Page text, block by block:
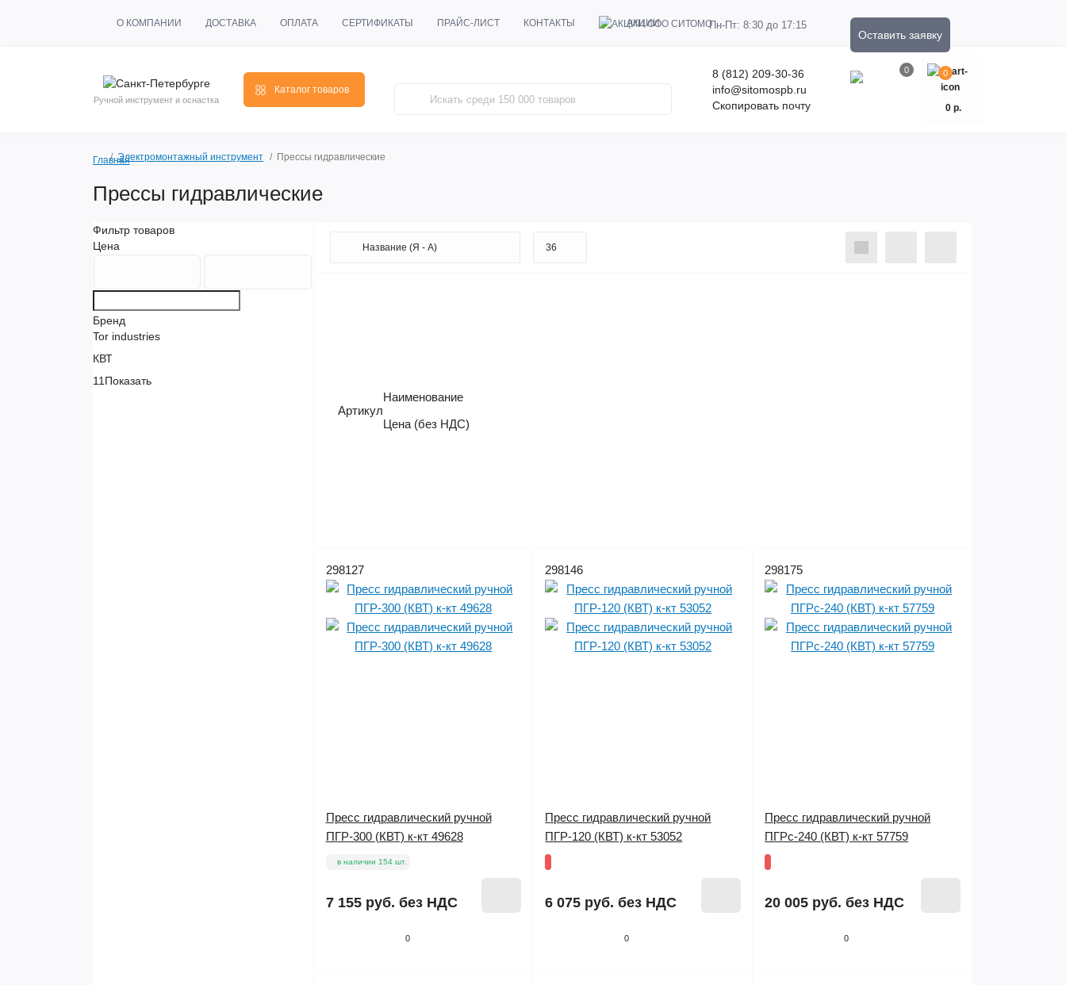
О КОМПАНИИ ДОСТАВКА ОПЛАТА СЕРТИФИКАТЫ ПРАЙС-ЛИСТ КОНТАКТЫ АКЦИИ Пн-Пт: 8:30 до 17:15
Оставить заявку
Ручной инструмент и оснастка
Каталог товаров
8 (812) 209-30-36
info@sitomospb.ru
Скопировать почту
0 0
0 р.
ГлавнаяЭлектромонтажный инструмент Прессы гидравлические
Прессы гидравлические
Фильтр товаров
Цена
Бренд
Tor industries
КВТ
11 Показать
Артикул
Наименование
Цена (без НДС)
298127
0
Пресс гидравлический ручной
ПГР-300 (КВТ) к-кт 49628
в наличии 154 шт.
7 155 руб. без НДС
298146
0
Пресс гидравлический ручной
ПГР-120 (КВТ) к-кт 53052
6 075 руб. без НДС
298175
0
Пресс гидравлический ручной
ПГРс-240 (КВТ) к-кт 57759
20 005 руб. без НДС